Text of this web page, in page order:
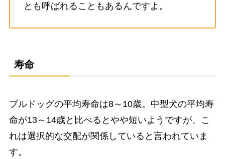
とも呼ばれることもあるんですよ。
寿命
ブルドッグの平均寿命は8～10歳。中型犬の平均寿
命が13～14歳と比べるとやや短いようですが、こ
れは選択的な交配が関係していると言われていま
す。